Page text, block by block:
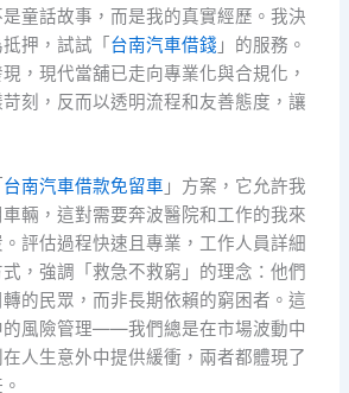
童話故事，而是我的真實經歷。我決
押，試試「 台南汽車借錢 」的服務。
，現代當舖已走向專業化與合規化，
刻，反而以透明流程和友善態度，讓
台南汽車借款免留車 」方案，它允許我
輛，這對需要奔波醫院和工作的我來
評估過程快速且專業，工作人員詳細
，強調「救急不救窮」的理念：他們
的民眾，而非長期依賴的窮困者。這
的風險管理——我們總是在市場波動中
人生意外中提供緩衝，兩者都體現了